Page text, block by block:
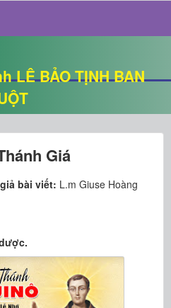
LÊ BẢO TỊNH BAN
Giá
bài viết: L.m Giuse Hoàng